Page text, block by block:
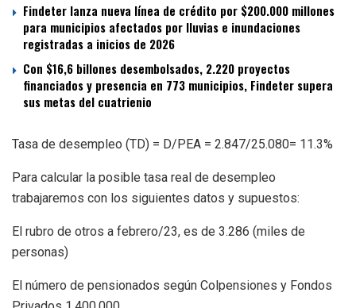
Findeter lanza nueva línea de crédito por $200.000 millones
para municipios afectados por lluvias e inundaciones
registradas a inicios de 2026
Con $16,6 billones desembolsados, 2.220 proyectos
financiados y presencia en 773 municipios, Findeter supera
sus metas del cuatrienio
Tasa de desempleo (TD) = D/PEA = 2.847/25.080= 11.3%
Para calcular la posible tasa real de desempleo
trabajaremos con los siguientes datos y supuestos:
El rubro de otros a febrero/23, es de 3.286 (miles de
personas)
El número de pensionados según Colpensiones y Fondos